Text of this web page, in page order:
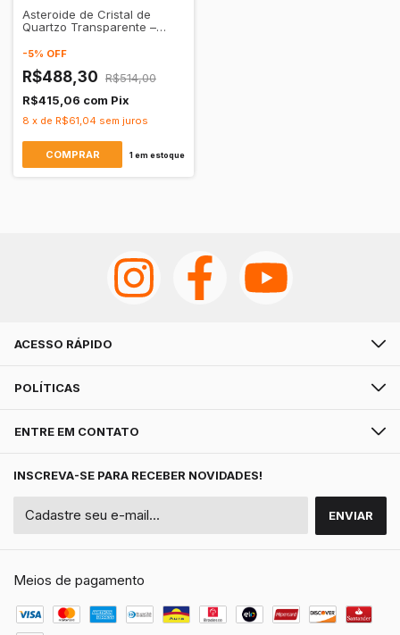
Asteroide de Cristal de
Quartzo Transparente –
Purificação Energética
-5% OFF
R$488,30 R$514,00
R$415,06 com Pix
8 x de R$61,04 sem juros
1 em estoque
ACESSO RÁPIDO
POLÍTICAS
ENTRE EM CONTATO
INSCREVA-SE PARA RECEBER NOVIDADES!
Meios de pagamento